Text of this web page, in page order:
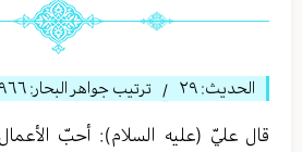
الحديث: ٢٩ / ترتيب جواهر البحار:
قال عليّ (عليه السلام): أحبّ الأعمال